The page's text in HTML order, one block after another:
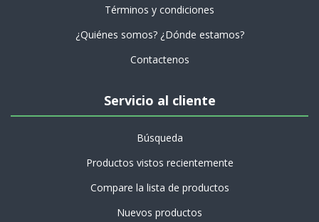
Términos y condiciones
¿Quiénes somos? ¿Dónde estamos?
Contactenos
Servicio al cliente
Búsqueda
Productos vistos recientemente
Compare la lista de productos
Nuevos productos